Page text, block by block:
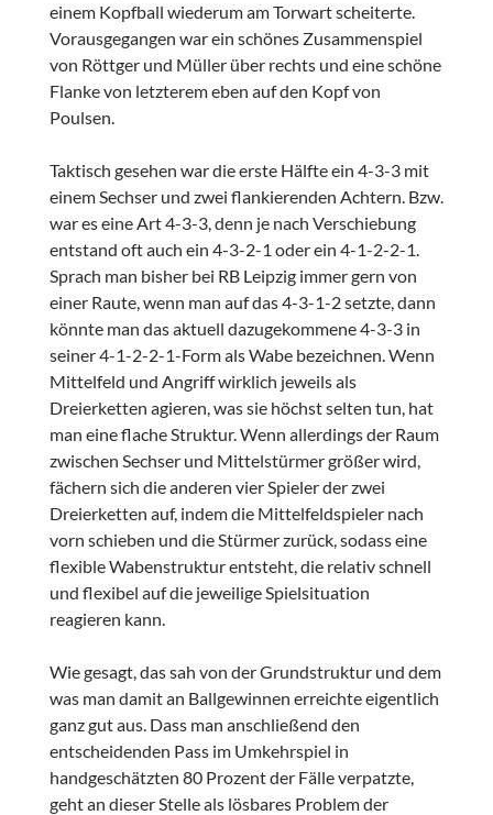
einem Kopfball wiederum am Torwart scheiterte.
Vorausgegangen war ein schönes Zusammenspiel
von Röttger und Müller über rechts und eine schöne
Flanke von letzterem eben auf den Kopf von
Poulsen.
Taktisch gesehen war die erste Hälfte ein 4-3-3 mit
einem Sechser und zwei flankierenden Achtern. Bzw.
war es eine Art 4-3-3, denn je nach Verschiebung
entstand oft auch ein 4-3-2-1 oder ein 4-1-2-2-1.
Sprach man bisher bei RB Leipzig immer gern von
einer Raute, wenn man auf das 4-3-1-2 setzte, dann
könnte man das aktuell dazugekommene 4-3-3 in
seiner 4-1-2-2-1-Form als Wabe bezeichnen. Wenn
Mittelfeld und Angriff wirklich jeweils als
Dreierketten agieren, was sie höchst selten tun, hat
man eine flache Struktur. Wenn allerdings der Raum
zwischen Sechser und Mittelstürmer größer wird,
fächern sich die anderen vier Spieler der zwei
Dreierketten auf, indem die Mittelfeldspieler nach
vorn schieben und die Stürmer zurück, sodass eine
flexible Wabenstruktur entsteht, die relativ schnell
und flexibel auf die jeweilige Spielsituation
reagieren kann.
Wie gesagt, das sah von der Grundstruktur und dem
was man damit an Ballgewinnen erreichte eigentlich
ganz gut aus. Dass man anschließend den
entscheidenden Pass im Umkehrspiel in
handgeschätzten 80 Prozent der Fälle verpatzte,
geht an dieser Stelle als lösbares Problem der